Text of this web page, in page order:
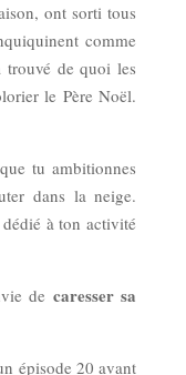
ont sorti tous
comme
trouvé de quoi les
le Père Noël.
tu ambitionnes
dans la neige.
à ton activité
de caresser sa
épisode 20 avant